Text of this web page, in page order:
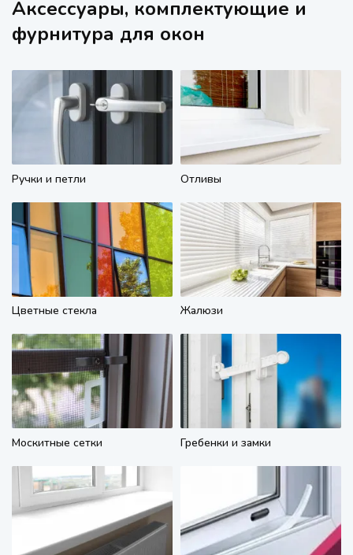
Аксессуары, комплектующие и
фурнитура для окон
Ручки и петли Отливы
Цветные стекла Жалюзи
Москитные сетки Гребенки и замки